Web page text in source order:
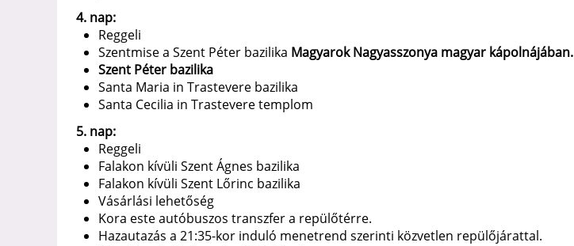
4. nap:
Reggeli
Szentmise a Szent Péter bazilika Magyarok Nagyasszonya magyar kápolnájában.
Szent Péter bazilika
Santa Maria in Trastevere bazilika
Santa Cecilia in Trastevere templom
5. nap:
Reggeli
Falakon kívüli Szent Ágnes bazilika
Falakon kívüli Szent Lőrinc bazilika
Vásárlási lehetőség
Kora este autóbuszos transzfer a repülőtérre.
Hazautazás a 21:35-kor induló menetrend szerinti közvetlen repülőjárattal.